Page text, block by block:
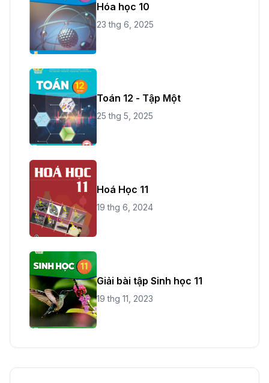
Hóa học 10
23 thg 6, 2025
Toán 12 - Tập Một
25 thg 5, 2025
Hoá Học 11
19 thg 6, 2024
Giải bài tập Sinh học 11
19 thg 11, 2023